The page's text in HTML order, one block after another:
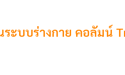
ระบบร่างกาย คอลัมน์